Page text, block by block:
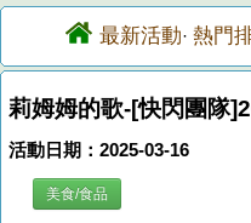
最新活動· 熱門
莉姆姆的歌-[快閃團隊
活動日期：2025-03-16
美食/食品